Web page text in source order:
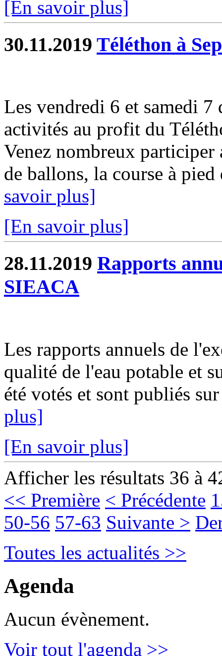
[En savoir plus]
30.11.2019 Téléthon à
Les vendredi 6 et samedi 7
activités au profit du
Venez nombreux participer
de ballons, la course à
savoir plus]
[En savoir plus]
28.11.2019 Rapports
SIEACA
Les rapports annuels de
qualité de l'eau potable et
été votés et sont publiés
plus]
[En savoir plus]
Afficher les résultats 36 à
<< Première < Précédente
50-56 57-63 Suivante >
Toutes les actualités >>
Agenda
Aucun évènement.
Voir tout l'agenda >>